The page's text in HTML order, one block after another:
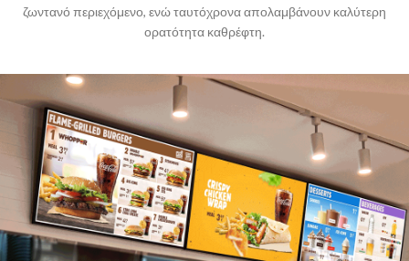
ζωντανό περιεχόμενο, ενώ ταυτόχρονα απολαμβάνουν καλύτερη
ορατότητα καθρέφτη.